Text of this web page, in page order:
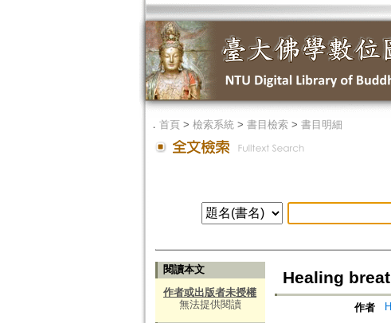
． 首頁> 檢索系統> 書目檢索> 書目明細
閱讀本文
作者或出版者未授權
無法提供閱讀
Healing
作者